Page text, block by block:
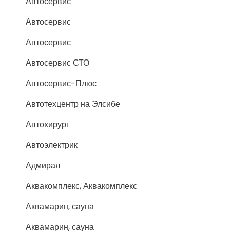
Автосервис
Автосервис
Автосервис СТО
Автосервис-Плюс
Автотехцентр на Элсибе
Автохирург
Автоэлектрик
Адмирал
Аквакомплекс, Аквакомплекс
Аквамарин, сауна
Аквамарин, сауна